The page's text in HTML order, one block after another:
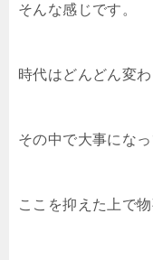
そんな感じです。
時代はどんどん変わ
その中で大事になっ
ここを抑えた上で